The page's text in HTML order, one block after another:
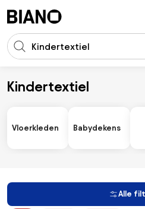
Zoekopdracht invoeren
Kindertextiel
Kinderkamer Kindertextiel
Vloerkleden Babydekens
Alle